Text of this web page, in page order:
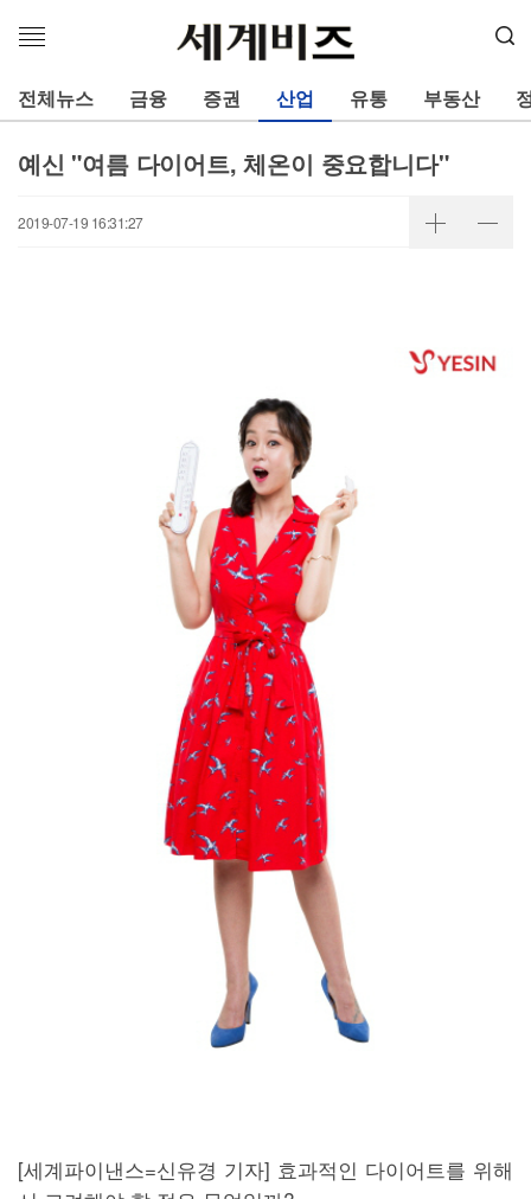
메
열
기
전체뉴스 금융 증권 산업 유통 부동산
예신 "여름 다이어트, 체온이 중요합니다"
2019-07-19 16:31:27
[세계파이낸스=신유경 기자] 효과적인 다이어트를 위해